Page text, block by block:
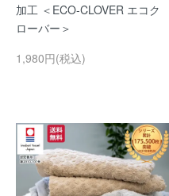
加工 ＜ECO-CLOVER エコク
ローバー＞
1,980円(税込)